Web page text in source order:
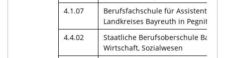
4.1.07
Berufsfachschule für Assistenten
Landkreises Bayreuth in Pegnitz,
4.4.02
Staatliche Berufsoberschule
Wirtschaft, Sozialwesen